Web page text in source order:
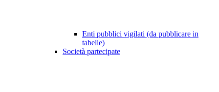
Enti pubblici vigilati (da pubblicare in
tabelle)
Società partecipate